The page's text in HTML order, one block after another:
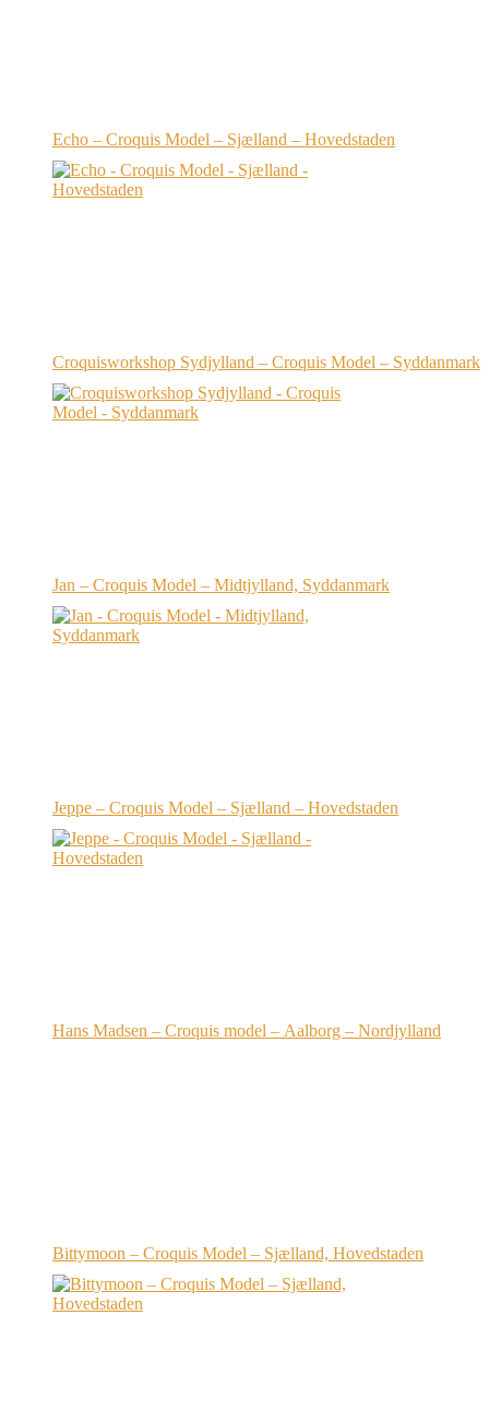
Echo – Croquis Model – Sjælland – Hovedstaden
Croquisworkshop Sydjylland – Croquis Model – Syddanmark
Jan – Croquis Model – Midtjylland, Syddanmark
Jeppe – Croquis Model – Sjælland – Hovedstaden
Hans Madsen – Croquis model – Aalborg – Nordjylland
Bittymoon – Croquis Model – Sjælland, Hovedstaden